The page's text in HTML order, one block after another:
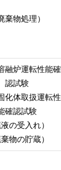
棄物処理）
融炉運転性能確
認試験
化体取扱運転性
確認試験
液の受入れ）
棄物の貯蔵）